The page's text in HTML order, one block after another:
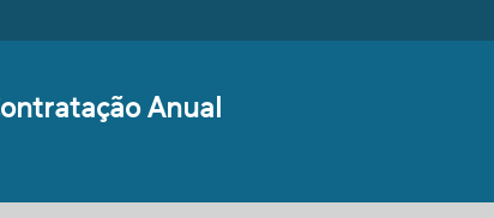
Anual